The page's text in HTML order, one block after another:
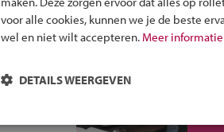
voor alle cookies, kunnen we je de beste
wel en niet wilt accepteren. Meer
DETAILS WEERGEVEN